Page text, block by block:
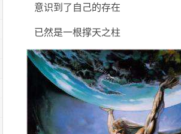
意识到了自己的存在
已然是一根撑天之柱